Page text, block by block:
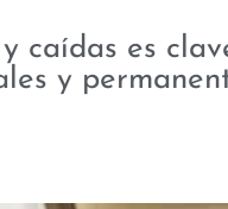
caídas es
y